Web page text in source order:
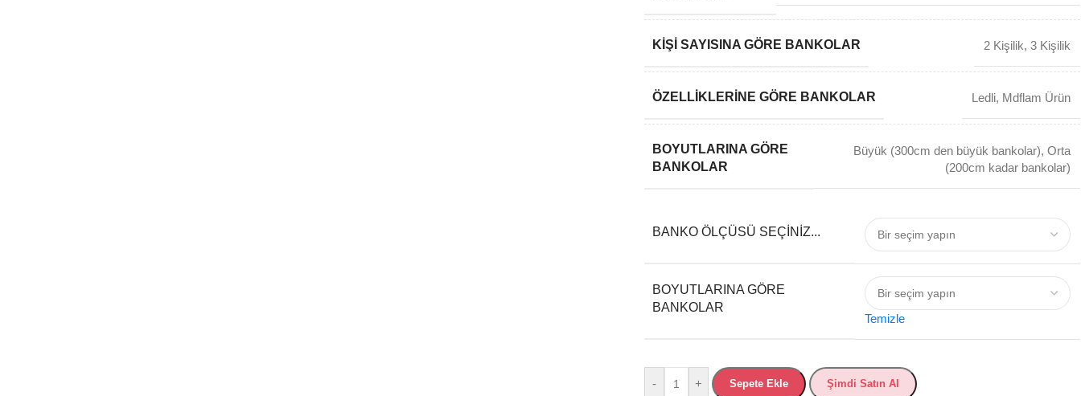
KIŞI SAYISINA GÖRE BANKOLAR 2 Kişilik,3 Kişilik
ÖZELLIKLERINE GÖRE BANKOLAR Ledli, Mdflam Ürün
BOYUTLARINA GÖRE
BANKOLAR
Büyük (300cm den büyük bankolar),Orta
(200cm kadar bankolar)
BANKO ÖLÇÜSÜ SEÇINIZ...
BOYUTLARINA GÖRE
BANKOLAR
Temizle
- + Sepete Ekle Şimdi Satın Al